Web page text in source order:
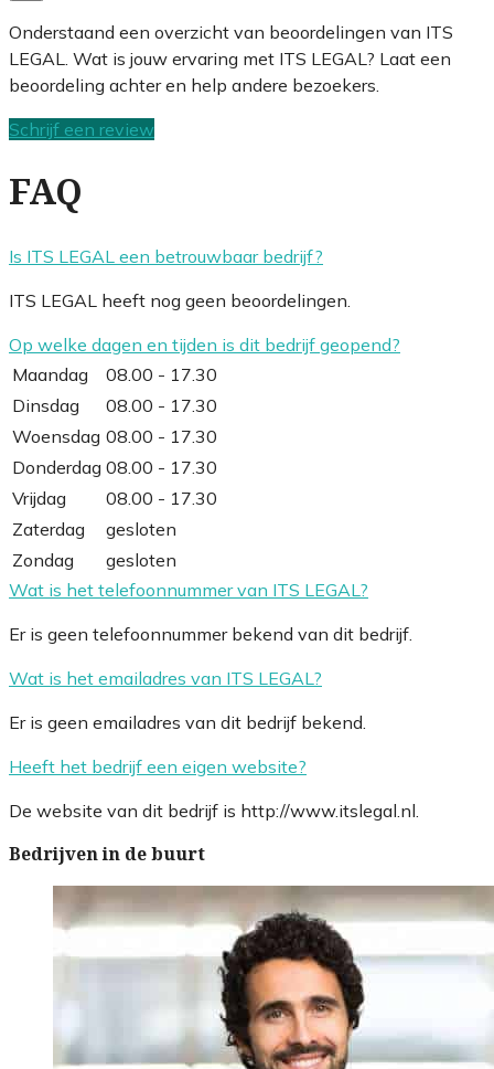
Onderstaand een overzicht van beoordelingen van ITS
LEGAL. Wat is jouw ervaring met ITS LEGAL? Laat een
beoordeling achter en help andere bezoekers.
Schrijf een review
FAQ
Is ITS LEGAL een betrouwbaar bedrijf?
ITS LEGAL heeft nog geen beoordelingen.
Op welke dagen en tijden is dit bedrijf geopend?
Maandag
08.00 - 17.30
Dinsdag
08.00 - 17.30
Woensdag 08.00 - 17.30
Donderdag 08.00 - 17.30
Vrijdag
08.00 - 17.30
Zaterdag
gesloten
Zondag
gesloten
Wat is het telefoonnummer van ITS LEGAL?
Er is geen telefoonnummer bekend van dit bedrijf.
Wat is het emailadres van ITS LEGAL?
Er is geen emailadres van dit bedrijf bekend.
Heeft het bedrijf een eigen website?
De website van dit bedrijf is http://www.itslegal.nl.
Bedrijven in de buurt